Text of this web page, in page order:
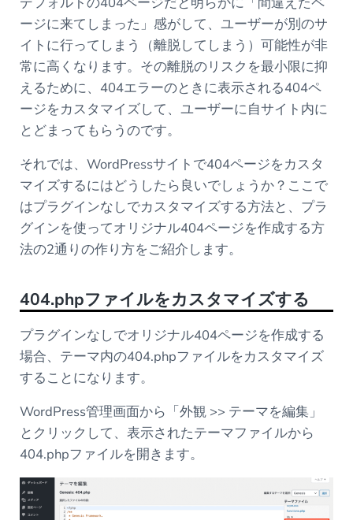
ージに来てしまった」感がして、ユーザーが別のサ
イトに行ってしまう（離脱してしまう）可能性が非
常に高くなります。その離脱のリスクを最小限に抑
えるために、404エラーのときに表示される404ペ
ージをカスタマイズして、ユーザーに自サイト内に
とどまってもらうのです。
それでは、WordPressサイトで404ページをカスタ
マイズするにはどうしたら良いでしょうか？ここで
はプラグインなしでカスタマイズする方法と、プラ
グインを使ってオリジナル404ページを作成する方
法の2通りの作り方をご紹介します。
404.phpファイルをカスタマイズする
プラグインなしでオリジナル404ページを作成する
場合、テーマ内の404.phpファイルをカスタマイズ
することになります。
WordPress管理画面から「外観 >> テーマを編集」
とクリックして、表示されたテーマファイルから
404.phpファイルを開きます。